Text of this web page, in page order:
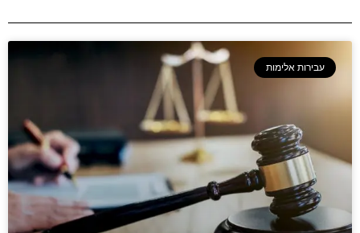
עבירות אלימות